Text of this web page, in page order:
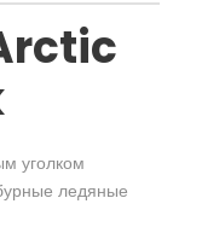
уголком
ледяные